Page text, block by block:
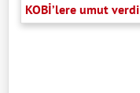
KOBİ’lere umut verdi